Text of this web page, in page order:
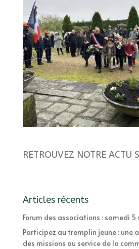
RETROUVEZ NOTRE ACTU
Articles récents
Forum des associations : samedi
Participez au tremplin jeune : une
des missions au service de la